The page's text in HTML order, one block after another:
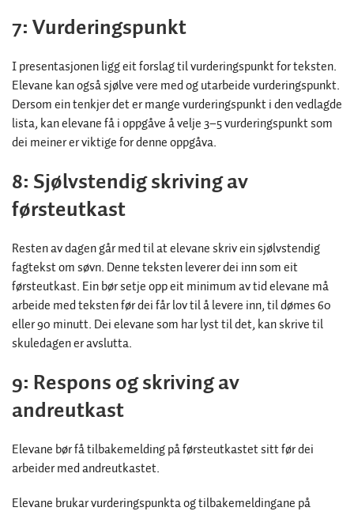
7: Vurderingspunkt
I presentasjonen ligg eit forslag til vurderingspunkt for teksten.
Elevane kan også sjølve vere med og utarbeide vurderingspunkt.
Dersom ein tenkjer det er mange vurderingspunkt i den vedlagde
lista, kan elevane få i oppgåve å velje 3–5 vurderingspunkt som
dei meiner er viktige for denne oppgåva.
8: Sjølvstendig skriving av
førsteutkast
Resten av dagen går med til at elevane skriv ein sjølvstendig
fagtekst om søvn. Denne teksten leverer dei inn som eit
førsteutkast. Ein bør setje opp eit minimum av tid elevane må
arbeide med teksten før dei får lov til å levere inn, til dømes 60
eller 90 minutt. Dei elevane som har lyst til det, kan skrive til
skuledagen er avslutta.
9: Respons og skriving av
andreutkast
Elevane bør få tilbakemelding på førsteutkastet sitt før dei
arbeider med andreutkastet.
Elevane brukar vurderingspunkta og tilbakemeldingane på